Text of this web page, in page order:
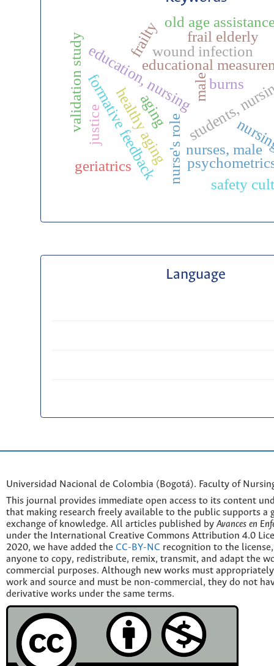
nurses, male
students,
male
nurse's role
educational
education, nursing
formative feedback
wound infection
burns
aging
frailty frail elderly
old age
validation study
safety
justice
geriatricshealthy aging
Language
Universidad Nacional de Colombia (Bogotá). Faculty of
This journal provides immediate open access to its content
that making research freely available to the public supports a
exchange of knowledge. All articles published by Avances en
under the International Creative Commons Attribution 4.0
2020, we have added the CC-BY-NC recognition to the
anyone to copy, redistribute, remix, transmit, and adapt the
commercial purposes. Although new works must
work and source and must be non-commercial, they do not
derivative works under the same terms.